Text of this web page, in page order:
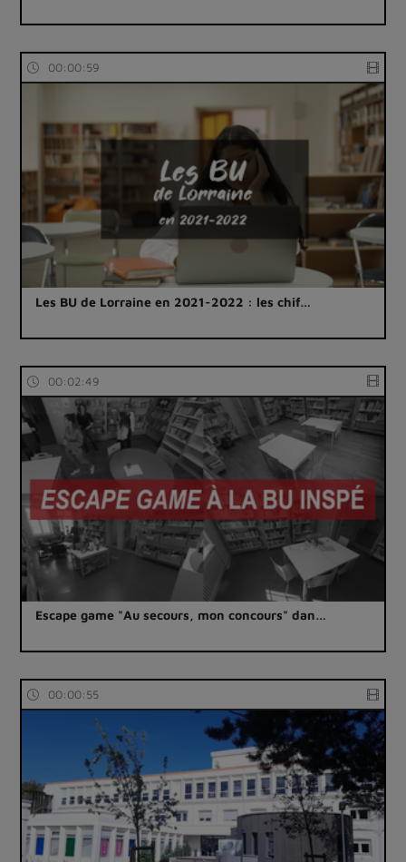
00:00:59
Les BU de Lorraine en 2021-2022 : les chif…
00:02:49
Escape game "Au secours, mon concours" dan…
00:00:55